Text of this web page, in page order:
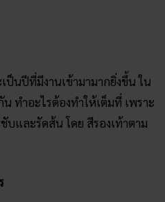
ป็นปีที่มีงานเข้ามามากยิ่งขึ้น ใน
ทำอะไรต้องทำให้เต็มที่ เพราะ
บและรัดส้น โดย สีรองเท้าตาม